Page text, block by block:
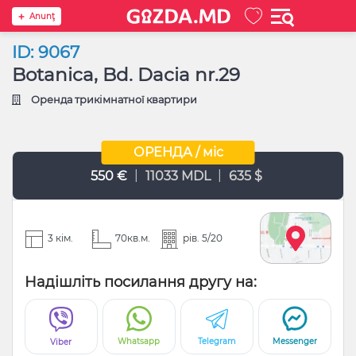
Anunţ
ID: 9067
Botanica, Bd. Dacia nr.29
Оренда трикімнатної квартири
ОРЕНДА / міс
550 €
11033 MDL 635 $
3 кім. 70кв.м. рів. 5/20
Надішліть посилання другу на:
Viber Whatsapp Telegram Messenger